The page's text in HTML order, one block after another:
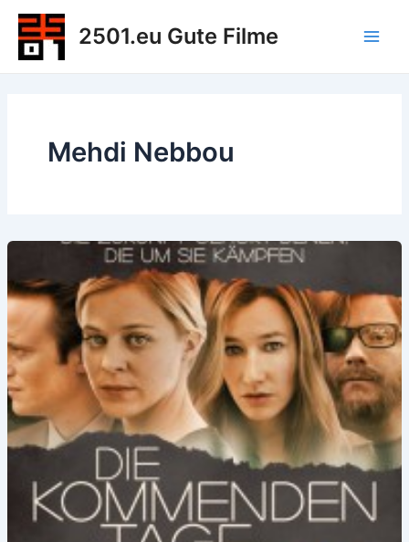
Zum
Inhalt
springen
2501.eu Gute Filme
Mehdi Nebbou